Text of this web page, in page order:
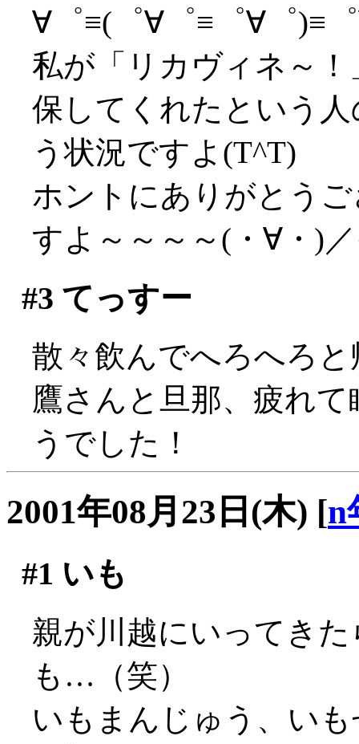
∀゜≡(゜∀゜≡゜∀゜)≡
私が「リカヴィネ～
保してくれたという
う状況ですよ(T^T)
ホントにありがとう
すよ～～～～(・∀・)
#3 てっすー
散々飲んでへろへろと
鷹さんと旦那、疲れ
うでした！
2001年08月23日(木) [n
#1 いも
親が川越にいってき
も…（笑）
いもまんじゅう、い